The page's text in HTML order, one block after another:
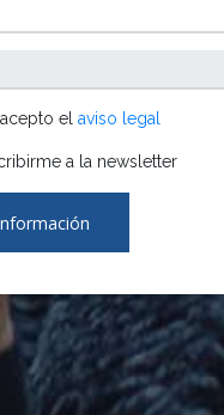
el aviso legal
a la newsletter